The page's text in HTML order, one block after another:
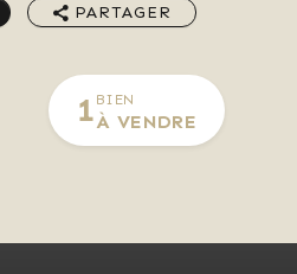
PARTAGER
1 BIEN
À VENDRE